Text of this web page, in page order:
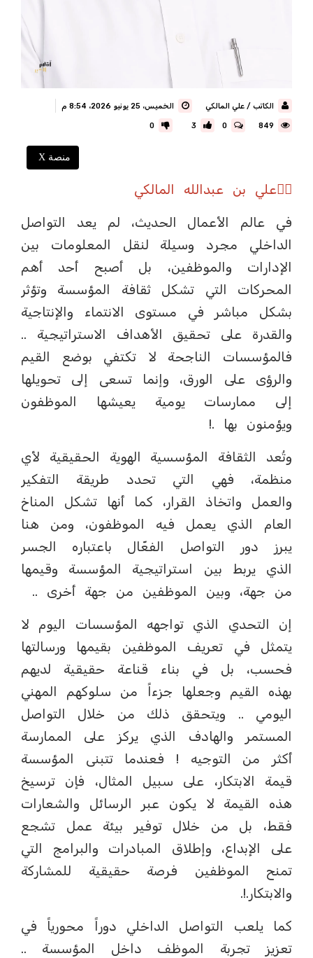
الكاتب / علي المالكي الخميس، 25 يونيو 2026، 8:54 م
0
3
0
منصة X
✍🏼علي بن عبدالله المالكي
في عالم الأعمال الحديث، لم يعد التواصل
الداخلي مجرد وسيلة لنقل المعلومات بين
الإدارات والموظفين، بل أصبح أحد أهم
المحركات التي تشكل ثقافة المؤسسة وتؤثر
بشكل مباشر في مستوى الانتماء والإنتاجية
والقدرة على تحقيق الأهداف الاستراتيجية ..
فالمؤسسات الناجحة لا تكتفي بوضع القيم
والرؤى على الورق، وإنما تسعى إلى تحويلها
إلى ممارسات يومية يعيشها الموظفون
ويؤمنون بها .!
وتُعد الثقافة المؤسسية الهوية الحقيقية لأي
منظمة، فهي التي تحدد طريقة التفكير
والعمل واتخاذ القرار، كما أنها تشكل المناخ
العام الذي يعمل فيه الموظفون، ومن هنا
يبرز دور التواصل الفعّال باعتباره الجسر
الذي يربط بين استراتيجية المؤسسة وقيمها
من جهة، وبين الموظفين من جهة أخرى ..
إن التحدي الذي تواجهه المؤسسات اليوم لا
يتمثل في تعريف الموظفين بقيمها ورسالتها
فحسب، بل في بناء قناعة حقيقية لديهم
بهذه القيم وجعلها جزءاً من سلوكهم المهني
اليومي .. ويتحقق ذلك من خلال التواصل
المستمر والهادف الذي يركز على الممارسة
أكثر من التوجيه ! فعندما تتبنى المؤسسة
قيمة الابتكار، على سبيل المثال، فإن ترسيخ
هذه القيمة لا يكون عبر الرسائل والشعارات
فقط، بل من خلال توفير بيئة عمل تشجع
على الإبداع، وإطلاق المبادرات والبرامج التي
تمنح الموظفين فرصة حقيقية للمشاركة
والابتكار.!.
كما يلعب التواصل الداخلي دوراً محورياً في
تعزيز تجربة الموظف داخل المؤسسة ..